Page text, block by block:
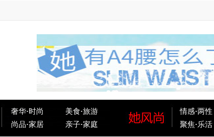
奢华·时尚 美食·旅游
尚品·家居 亲子·家庭
情感·两性
聚焦·乐活